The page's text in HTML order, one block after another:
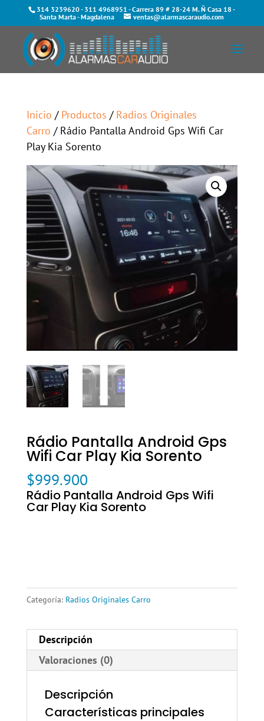
314 3239620- 311 4968951 - Carrera 89 # 28-24 M. Ñ Casa 18 -
Santa Marta - Magdalena
ventas@alarmascaraudio.com
Inicio / Productos / Radios Originales
Carro / Rádio Pantalla Android Gps Wifi Car
Play Kia Sorento
Rádio Pantalla Android Gps
Wifi Car Play Kia Sorento
$999.900
Rádio Pantalla Android Gps Wifi
Car Play Kia Sorento
Categoría: Radios Originales Carro
Descripción
Valoraciones (0)
Descripción
Características principales